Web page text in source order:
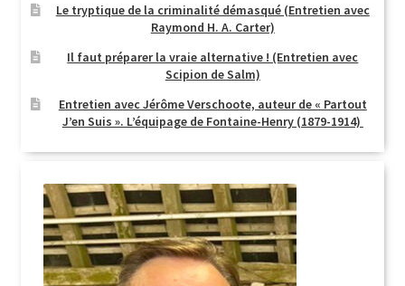
Le tryptique de la criminalité démasqué (Entretien avec
Raymond H. A. Carter)
Il faut préparer la vraie alternative ! (Entretien avec
Scipion de Salm)
Entretien avec Jérôme Verschoote, auteur de « Partout
J’en Suis ». L’équipage de Fontaine-Henry (1879-1914)